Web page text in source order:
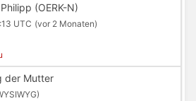
(OERK-N)
UTC (vor 2 Monaten)
der Mutter